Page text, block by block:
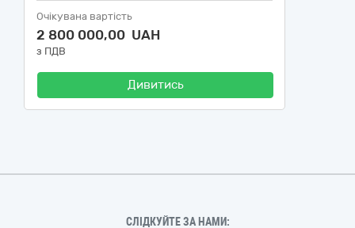
Очікувана вартість
2 800 000,00 UAH
з ПДВ
Дивитись
СЛІДКУЙТЕ ЗА НАМИ: